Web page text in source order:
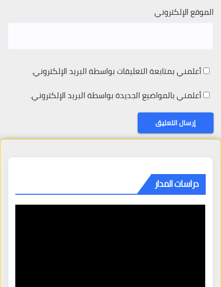
الموقع الإلكتروني
أعلمني بمتابعة التعليقات بواسطة البريد الإلكتروني.
أعلمني بالمواضيع الجديدة بواسطة البريد الإلكتروني.
دراسات المدار